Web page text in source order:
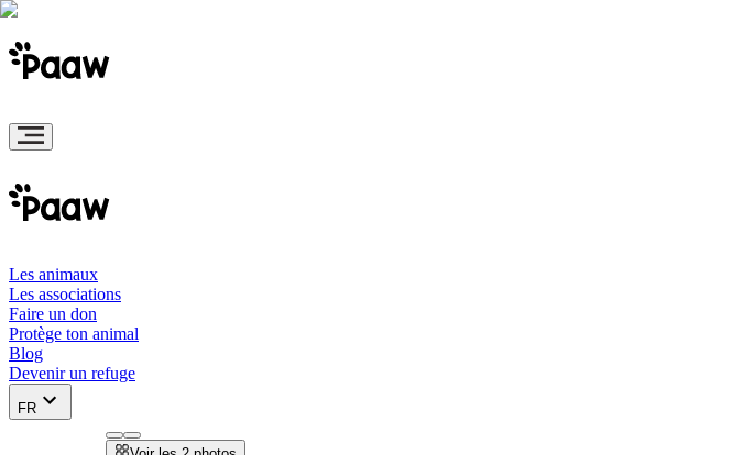
Les animaux
Les associations
Faire un don
Protège ton animal
Blog
Devenir un refuge
FR